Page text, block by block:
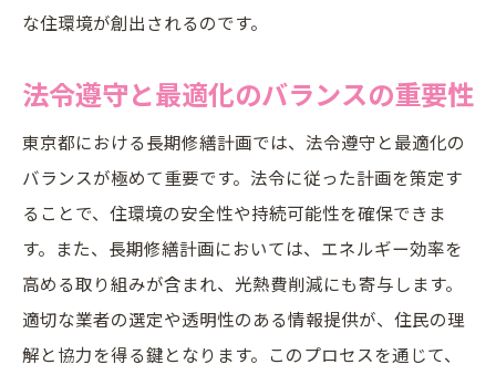
な住環境が創出されるのです。
法令遵守と最適化のバランスの重要性
東京都における長期修繕計画では、法令遵守と最適化の
バランスが極めて重要です。法令に従った計画を策定す
ることで、住環境の安全性や持続可能性を確保できま
す。また、長期修繕計画においては、エネルギー効率を
高める取り組みが含まれ、光熱費削減にも寄与します。
適切な業者の選定や透明性のある情報提供が、住民の理
解と協力を得る鍵となります。このプロセスを通じて、